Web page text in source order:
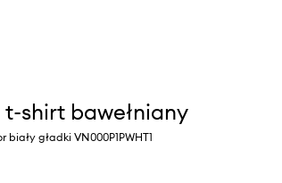
t-shirt bawełniany
biały gładki VN000P1PWHT1